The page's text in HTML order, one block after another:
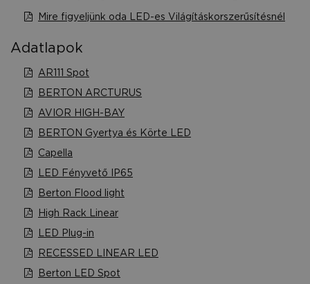
Mire figyeljünk oda LED-es Világításkorszerűsítésnél
Adatlapok
AR111 Spot
BERTON ARCTURUS
AVIOR HIGH-BAY
BERTON Gyertya és Körte LED
Capella
LED Fényvető IP65
Berton Flood light
High Rack Linear
LED Plug-in
RECESSED LINEAR LED
Berton LED Spot